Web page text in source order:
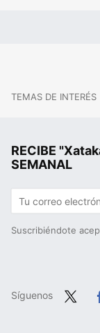
TEMAS DE INTERÉS
RECIBE
SEMANAL
Suscribiéndote
Síguenos